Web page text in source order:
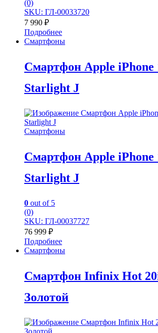
(0)
SKU: ГЛ-00033720
7 990 ₽
Подробнее
Смартфоны
Смартфон Apple iPhone
Starlight J
Смартфоны
Смартфон Apple iPhone
Starlight J
0 out of 5
(0)
SKU: ГЛ-00037727
76 999 ₽
Подробнее
Смартфоны
Смартфон Infinix Hot
Золотой